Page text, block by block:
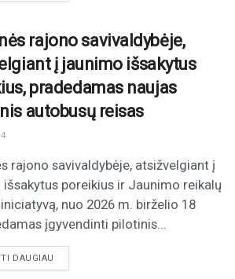
rajono savivaldybėje,
į jaunimo išsakytus
pradedamas naujas
autobusų reisas
rajono savivaldybėje, atsižvelgiant į
išsakytus poreikius ir Jaunimo reikalų
nuo 2026 m. birželio 18
įgyvendinti pilotinis...
DAUGIAU